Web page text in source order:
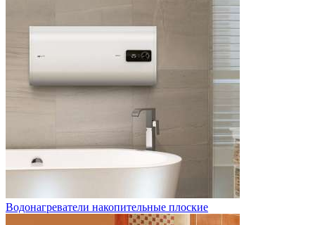
Водонагреватели накопительные плоские